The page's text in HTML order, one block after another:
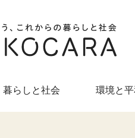
暮らしと社会 環境と平